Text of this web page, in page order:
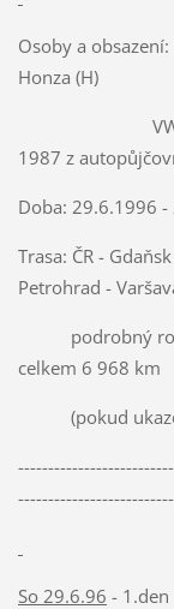
Osoby a obsazení:
Honza (H)
1987 z
Doba: 29.6.1996
Trasa: ČR -
Petrohrad -
podrobný
celkem 6 968 km
(pokud
So 29.6.96 - 1.den